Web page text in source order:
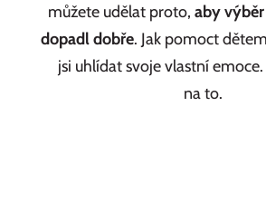
můžete udělat proto, aby
dopadl dobře. Jak pomoct
jsi uhlídat svoje vlastní
na to.